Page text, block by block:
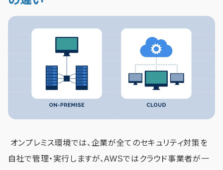
オンプレミス環境では、企業が全てのセキュリティ対策を
自社で管理・実行しますが、AWSではクラウド事業者が一